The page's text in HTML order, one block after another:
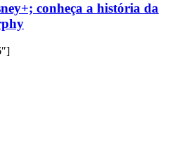
conheça a história da